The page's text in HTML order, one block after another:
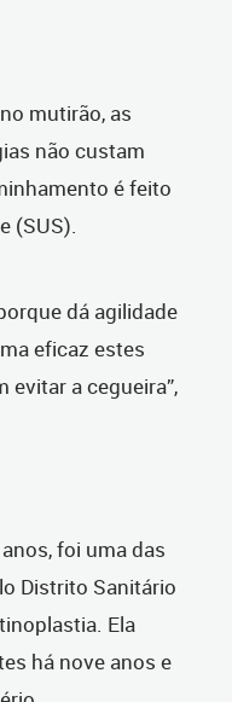
mutirão, as
não custam
é feito
(SUS).
dá agilidade
eficaz estes
evitar a cegueira”,
foi uma das
Distrito Sanitário
Ela
há nove anos e